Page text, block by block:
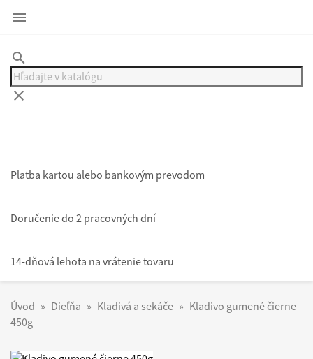

search
clear
Platba kartou alebo bankovým prevodom
Doručenie do 2 pracovných dní
14-dňová lehota na vrátenie tovaru
Úvod Dieľňa Kladivá a sekáče
Kladivo gumené čierne
450g